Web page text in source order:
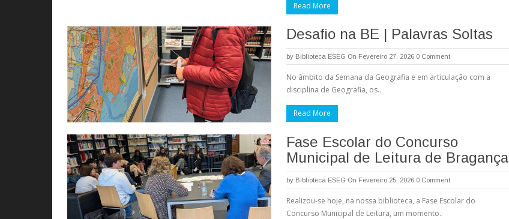
Read More
Desafio na BE | Palavras Soltas
by Biblioteca ESEG On Fevereiro 27, 2026 0 Comment
No âmbito da Semana da Geografia e em articulação com a
disciplina de Geografia, os..
Read More
Fase Escolar do Concurso
Municipal de Leitura de Bragança
by Biblioteca ESEG On Fevereiro 25, 2026 0 Comment
Realizou-se hoje, na nossa biblioteca, a Fase Escolar do
Concurso Municipal de Leitura, um momento..